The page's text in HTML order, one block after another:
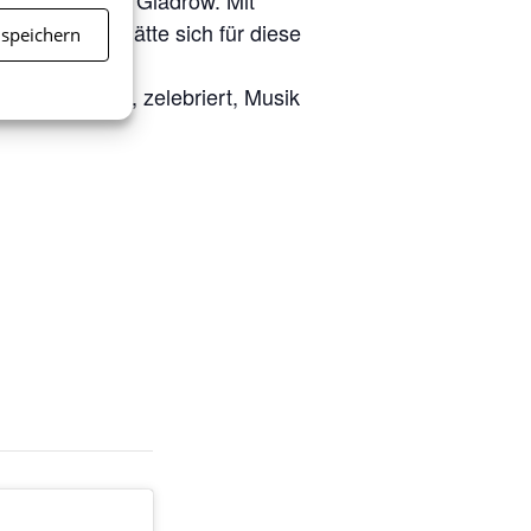
Urgesteine hätte sich für diese
gefühlt, zelebriert, Musik